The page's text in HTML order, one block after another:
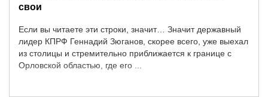
свои
Если вы читаете эти строки, значит… Значит державный
лидер КПРФ Геннадий Зюганов, скорее всего, уже выехал
из столицы и стремительно приближается к границе с
Орловской областью, где его ...